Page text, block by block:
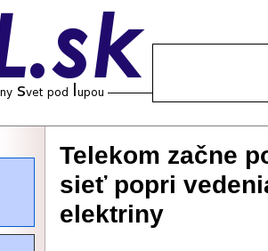
Telekom začne
sieť popri
elektriny